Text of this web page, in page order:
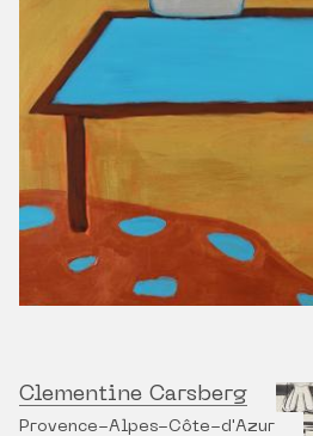
Clementine Carsberg
Provence-Alpes-Côte-d'Azur